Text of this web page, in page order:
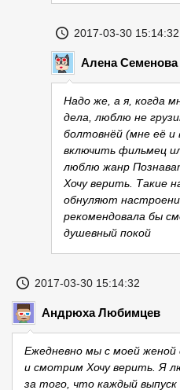
Алена Семенова
2017-03-30 15:14:32
Надо же, а я, когда
дела, люблю не
болтовнёй (мне её
включить фильмец
люблю жанр
Хочу верить. Такие
обнуляют
рекомендовала бы
душевный покой
Андрюха Любимцев
2017-03-30 15:14:32
Ежедневно мы с моей женой
и смотрим Хочу верить. Я
за того, что каждый